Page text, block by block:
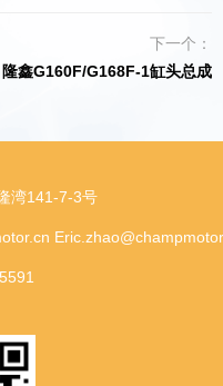
下一个：
隆鑫G160F/G168F-1缸头总成
湾141-7-3号